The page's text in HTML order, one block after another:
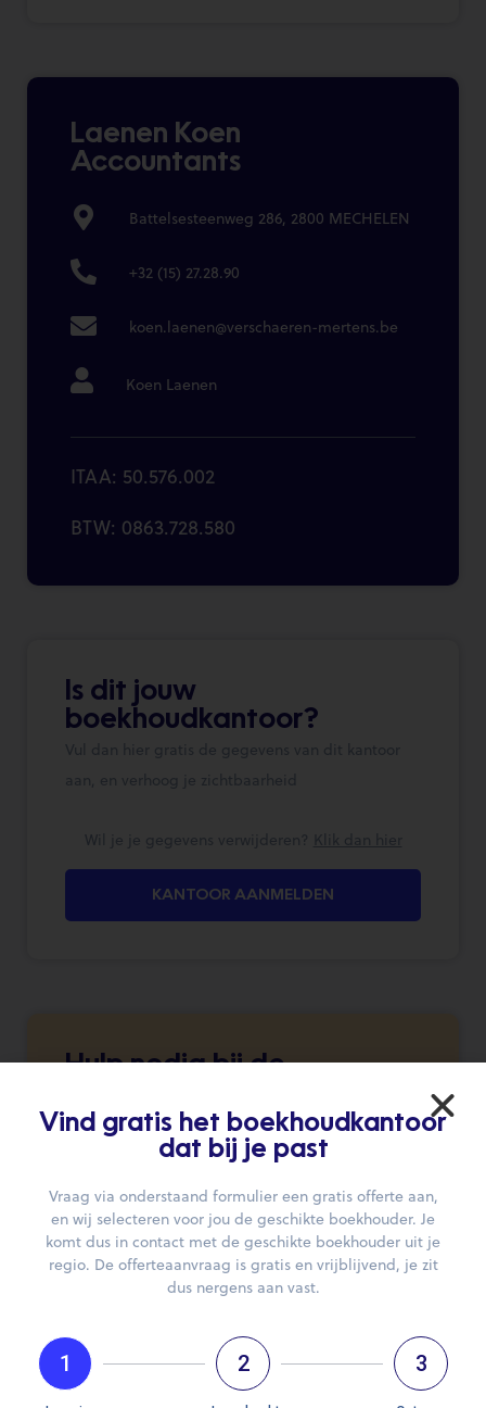
Laenen Koen
Accountants
Battelsesteenweg 286, 2800 MECHELEN
+32 (15) 27.28.90
koen.laenen@verschaeren-mertens.be
Koen Laenen
ITAA: 50.576.002
BTW: 0863.728.580
Is dit jouw
boekhoudkantoor?
Vul dan hier gratis de gegevens van dit kantoor
aan, en verhoog je zichtbaarheid
Wil je je gegevens verwijderen? Klik dan hier
KANTOOR AANMELDEN
Hulp nodig bij de
boekhouder?
Wij brengen je graag in contact.
DIEN JE AANVRAAG IN
Vind gratis het boekhoudkantoor
dat bij je past
Vraag via onderstaand formulier een gratis offerte aan,
en wij selecteren voor jou de geschikte boekhouder. Je
komt dus in contact met de geschikte boekhouder uit je
regio. De offerteaanvraag is gratis en vrijblijvend, je zit
dus nergens aan vast.
1 2 3